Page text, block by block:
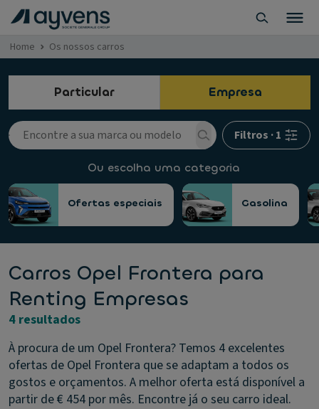
Home Os nossos carros
Particular Empresa
Filtros ·1
Ou escolha uma categoria
Ofertas especiais Gasolina
Carros Opel Frontera para
Renting Empresas
4 resultados
À procura de um Opel Frontera? Temos 4 excelentes
ofertas de Opel Frontera que se adaptam a todos os
gostos e orçamentos. A melhor oferta está disponível a
partir de € 454 por mês. Encontre já o seu carro ideal.